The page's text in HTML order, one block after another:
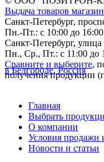
Выдача товаров
Санкт-Петербург,
Пн.-Пт.: с 10:00 до 16:00
Санкт-Петербург,
Пн., Ср., Пт.: с 11:00 до
Сравните и выберите,
получения продукции
в Белгороде, Россия
Главная
Выбрать
О компании
Условия продажи
Новости и статьи